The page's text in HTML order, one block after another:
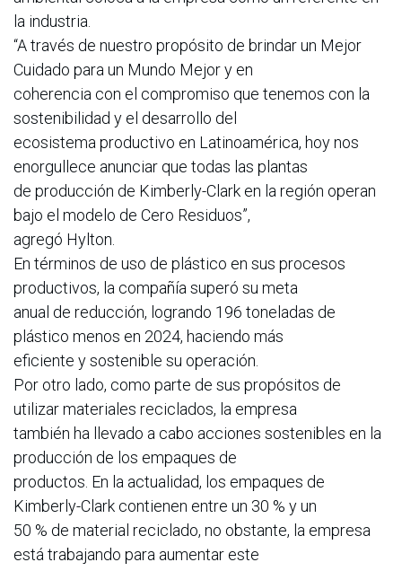
la industria.
“A través de nuestro propósito de brindar un Mejor
Cuidado para un Mundo Mejor y en
coherencia con el compromiso que tenemos con la
sostenibilidad y el desarrollo del
ecosistema productivo en Latinoamérica, hoy nos
enorgullece anunciar que todas las plantas
de producción de Kimberly-Clark en la región operan
bajo el modelo de Cero Residuos”,
agregó Hylton.
En términos de uso de plástico en sus procesos
productivos, la compañía superó su meta
anual de reducción, logrando 196 toneladas de
plástico menos en 2024, haciendo más
eficiente y sostenible su operación.
Por otro lado, como parte de sus propósitos de
utilizar materiales reciclados, la empresa
también ha llevado a cabo acciones sostenibles en la
producción de los empaques de
productos. En la actualidad, los empaques de
Kimberly-Clark contienen entre un 30 % y un
50 % de material reciclado, no obstante, la empresa
está trabajando para aumentar este